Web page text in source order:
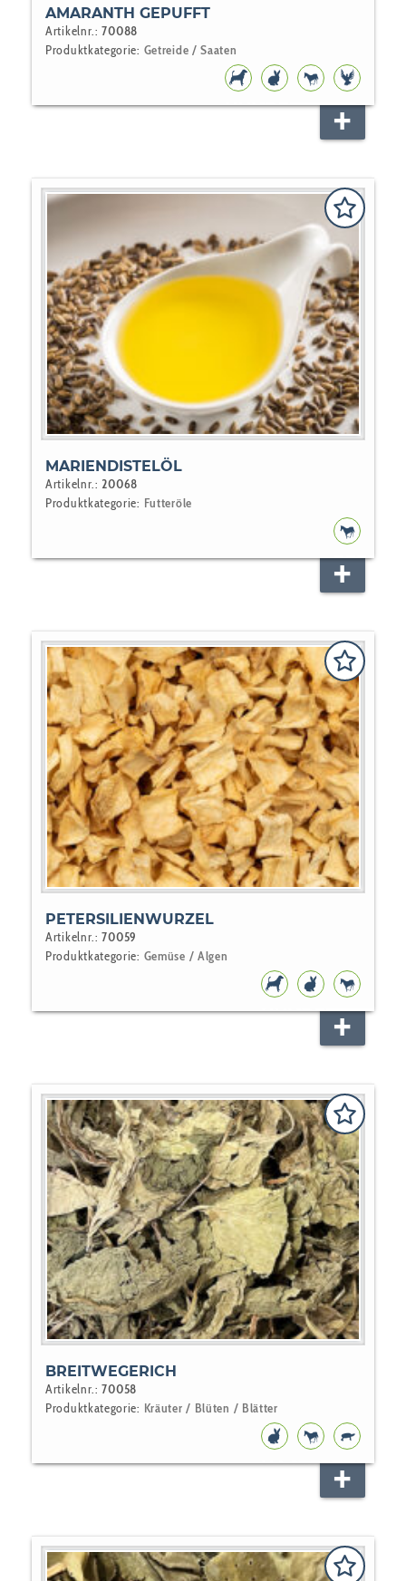
AMARANTH GEPUFFT
Artikelnr.:70088
Produktkategorie: Getreide / Saaten
HUNDEFUTTER
NAGERPFERDVOGEL
MARIENDISTELÖL
Artikelnr.: 20068
Produktkategorie: Futteröle
PFERD
PETERSILIENWURZEL
Artikelnr.:70059
Produktkategorie: Gemüse / Algen
HUNDEFUTTER
NAGERPFERD
BREITWEGERICH
Artikelnr.:70058
Produktkategorie: Kräuter / Blüten / Blätter
NAGERPFERD